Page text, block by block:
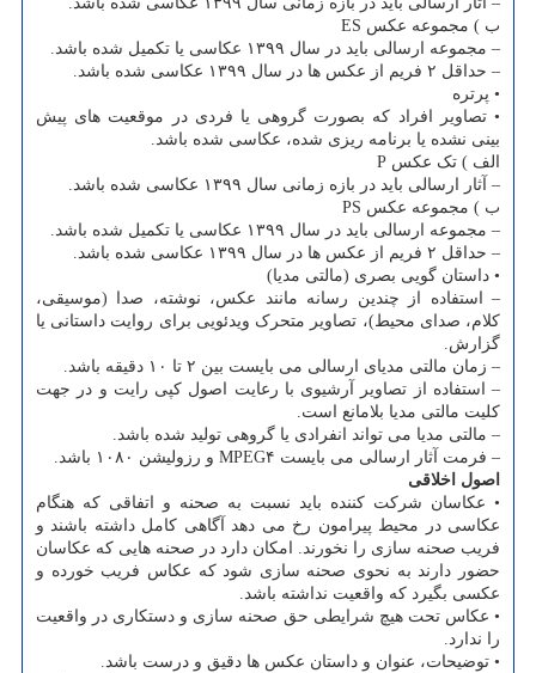
ب ) مجموعه عکس ES
– مجموعه ارسالی باید در سال ۱۳۹۹ عکاسی یا تکمیل شده باشد.
– حداقل ۲ فریم از عکس ها در سال ۱۳۹۹ عکاسی شده باشد.
• پرتره
• تصاویر افراد که بصورت گروهی یا فردی در موقعیت های پیش
بینی نشده یا برنامه ریزی شده، عکاسی شده باشد.
الف ) تک عکس P
– آثار ارسالی باید در بازه زمانی سال ۱۳۹۹ عکاسی شده باشد.
ب ) مجموعه عکس PS
– مجموعه ارسالی باید در سال ۱۳۹۹ عکاسی یا تکمیل شده باشد.
– حداقل ۲ فریم از عکس ها در سال ۱۳۹۹ عکاسی شده باشد.
• داستان گویی بصری (مالتی مدیا)
– استفاده از چندین رسانه مانند عکس، نوشته، صدا (موسیقی،
کلام، صدای محیط)، تصاویر متحرک ویدئویی برای روایت داستانی یا
گزارش.
– زمان مالتی مدیای ارسالی می بایست بین ۲ تا ۱۰ دقیقه باشد.
– استفاده از تصاویر آرشیوی با رعایت اصول کپی رایت و در جهت
کلیت مالتی مدیا بلامانع است.
– مالتی مدیا می تواند انفرادی یا گروهی تولید شده باشد.
– فرمت آثار ارسالی می بایست MPEG۴ و رزولیشن ۱۰۸۰ باشد.
اصول اخلاقی
• عکاسان شرکت کننده باید نسبت به صحنه و اتفاقی که هنگام
عکاسی در محیط پیرامون رخ می دهد آگاهی کامل داشته باشند و
فریب صحنه سازی را نخورند. امکان دارد در صحنه هایی که عکاسان
حضور دارند به نحوی صحنه سازی شود که عکاس فریب خورده و
عکسی بگیرد که واقعیت نداشته باشد.
• عکاس تحت هیچ شرایطی حق صحنه سازی و دستکاری در واقعیت
را ندارد.
• توضیحات، عنوان و داستان عکس ها دقیق و درست باشد.